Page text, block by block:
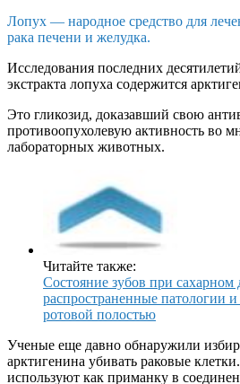
Лопух — народное средство для
рака печени и желудка.
Исследования последних
экстракта лопуха содержится
Это гликозид, доказавший свою
противоопухолевую активность во
лабораторных животных.
Читайте также:
Состояние зубов при сахарном
распространенные патологии и
ротовой полостью
Ученые еще давно обнаружили
арктигенина убивать раковые
используют как приманку в